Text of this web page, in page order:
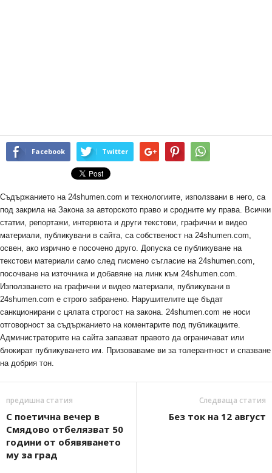
Facebook Twitter
Съдържанието на 24shumen.com и технологиите, използвани в него, са
под закрила на Закона за авторското право и сродните му права. Всички
статии, репортажи, интервюта и други текстови, графични и видео
материали, публикувани в сайта, са собственост на 24shumen.com,
освен, ако изрично е посочено друго. Допуска се публикуване на
текстови материали само след писмено съгласие на 24shumen.com,
посочване на източника и добавяне на линк към 24shumen.com.
Използването на графични и видео материали, публикувани в
24shumen.com е строго забранено. Нарушителите ще бъдат
санкционирани с цялата строгост на закона. 24shumen.com не носи
отговорност за съдържанието на коментарите под публикациите.
Администраторите на сайта запазват правото да ограничават или
блокират публикуването им. Призоваваме ви за толерантност и спазване
на добрия тон.
предишна статия
С поетична вечер в
Смядово отбелязват 50
години от обявяването
му за град
Следваща статия
Без ток на 12 август